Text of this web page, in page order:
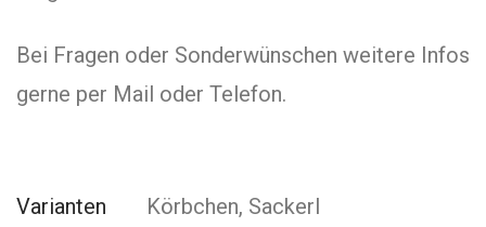
Bei Fragen oder Sonderwünschen weitere Infos
gerne per Mail oder Telefon.
Varianten
Körbchen, Sackerl